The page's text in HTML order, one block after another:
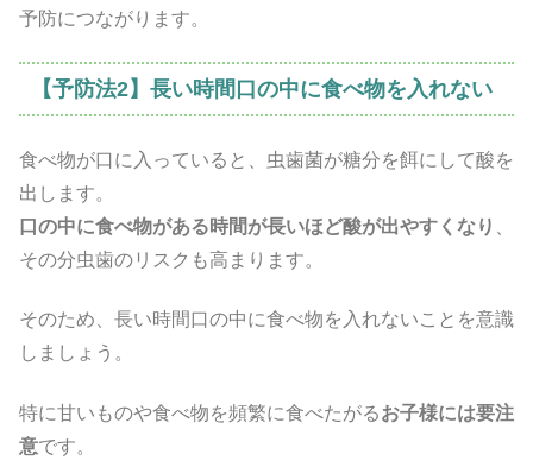
予防につながります。
【予防法2】長い時間口の中に食べ物を入れない
食べ物が口に入っていると、虫歯菌が糖分を餌にして酸を
出します。
口の中に食べ物がある時間が長いほど酸が出やすくなり
その分虫歯のリスクも高まります。
そのため、長い時間口の中に食べ物を入れないことを意識
しましょう。
特に甘いものや食べ物を頻繁に食べたがるお子様には要注
意です。